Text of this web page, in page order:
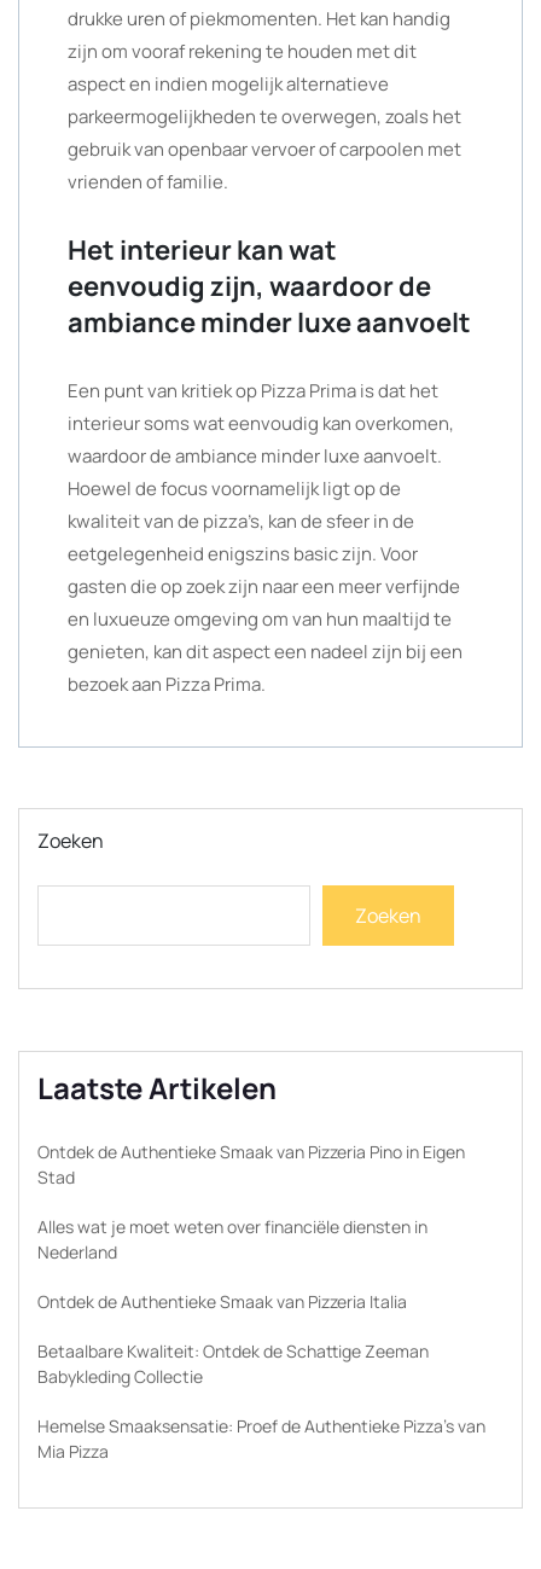
drukke uren of piekmomenten. Het kan handig
zijn om vooraf rekening te houden met dit
aspect en indien mogelijk alternatieve
parkeermogelijkheden te overwegen, zoals het
gebruik van openbaar vervoer of carpoolen met
vrienden of familie.
Het interieur kan wat
eenvoudig zijn, waardoor de
ambiance minder luxe aanvoelt
Een punt van kritiek op Pizza Prima is dat het
interieur soms wat eenvoudig kan overkomen,
waardoor de ambiance minder luxe aanvoelt.
Hoewel de focus voornamelijk ligt op de
kwaliteit van de pizza’s, kan de sfeer in de
eetgelegenheid enigszins basic zijn. Voor
gasten die op zoek zijn naar een meer verfijnde
en luxueuze omgeving om van hun maaltijd te
genieten, kan dit aspect een nadeel zijn bij een
bezoek aan Pizza Prima.
Zoeken
Zoeken
Laatste Artikelen
Ontdek de Authentieke Smaak van Pizzeria Pino in Eigen
Stad
Alles wat je moet weten over financiële diensten in
Nederland
Ontdek de Authentieke Smaak van Pizzeria Italia
Betaalbare Kwaliteit: Ontdek de Schattige Zeeman
Babykleding Collectie
Hemelse Smaaksensatie: Proef de Authentieke Pizza’s van
Mia Pizza